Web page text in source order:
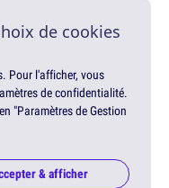
de cookies
Pour l'afficher, vous
de confidentialité.
"Paramètres de Gestion
& afficher